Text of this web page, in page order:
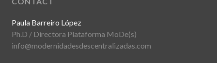
Paula Barreiro López
Ph.D / Directora Plataforma MoDe(s)
info@modernidadesdescentralizadas.com